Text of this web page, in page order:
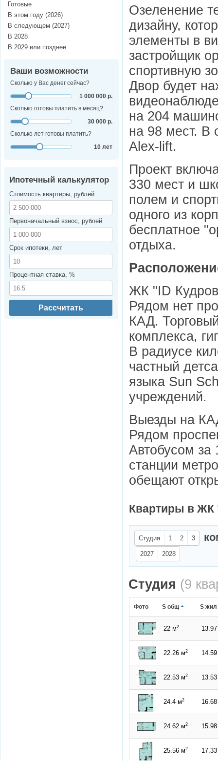
Озеленение
дизайну,
элементы в
застройщик
спортивную
Двор будет
на 204
на 98 мест. В
Alex-lift.
Проект
330 мест и
полем и
одного из
бесплатное
отдыха.
ЖК "ID
Рядом нет
КАД.
комплекса,
В радиусе
частный
языка Sun
учреждений.
Выезды на
Рядом
Автобусом
станции
обещают
Квартиры в ЖК
Студия 1 2 3
2027 2028
Студия (9
Фото S общ S жил
22 м2 13.97
22.26 м2 14.59
22.53 м2 13.53
24.4 м2 16.68
24.62 м2 15.98
25.56 м2 17.33
Готовые
В этом году (2026)
В следующем (2027)
В 2028
В 2029 или позднее
Ваши возможности
Сколько у Вас денег сейчас?
1 000 000 р.
Сколько готовы платить в месяц?
30 000 р.
Сколько лет готовы платить?
10 лет
Ипотечный калькулятор
Стоимость квартиры, рублей
Первоначальный взнос, рублей
Срок ипотеки, лет
Процентная ставка, %
Рассчитать